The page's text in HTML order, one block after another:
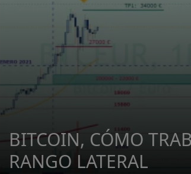
BITCOIN, CÓMO
RANGO LATERAL